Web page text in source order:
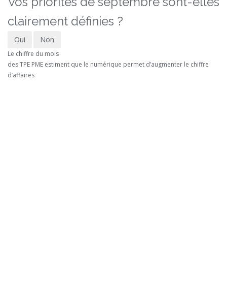
clairement définies ?
Oui Non
Le chiffre du mois
des TPE PME estiment que le numérique permet d’augmenter le chiffre
d’affaires